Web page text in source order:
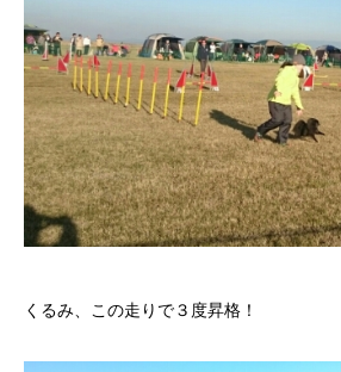
くるみ、この走りで３度昇格！